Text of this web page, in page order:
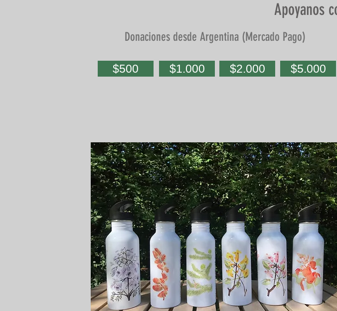
Apoyanos
Donaciones desde Argentina (Mercado Pago)
$500 $1.000 $2.000 $5.000